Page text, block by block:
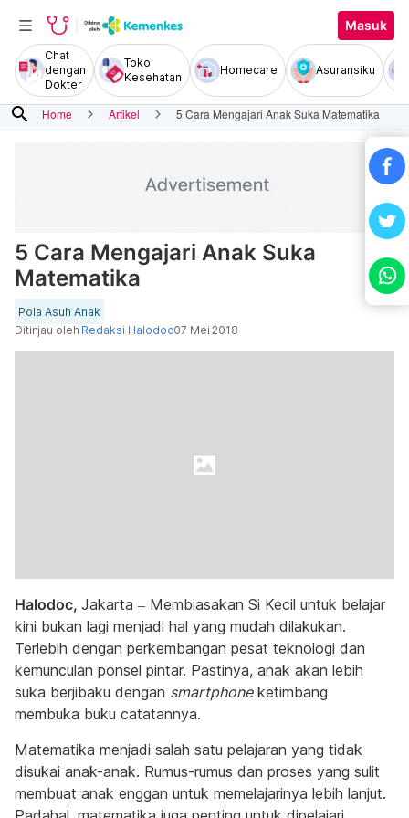
Masuk
Chat
dengan
Dokter
Toko
Kesehatan
Homecare Asuransiku
search Home Artikel 5 Cara Mengajari Anak Suka Matematika
5 Cara Mengajari Anak Suka
Matematika
Pola Asuh Anak
Ditinjau oleh Redaksi Halodoc07 Mei 2018
Halodoc, Jakarta – Membiasakan Si Kecil untuk belajar
kini bukan lagi menjadi hal yang mudah dilakukan.
Terlebih dengan perkembangan pesat teknologi dan
kemunculan ponsel pintar. Pastinya, anak akan lebih
suka berjibaku dengan smartphoneketimbang
membuka buku catatannya.
Matematika menjadi salah satu pelajaran yang tidak
disukai anak-anak. Rumus-rumus dan proses yang sulit
membuat anak enggan untuk memelajarinya lebih lanjut.